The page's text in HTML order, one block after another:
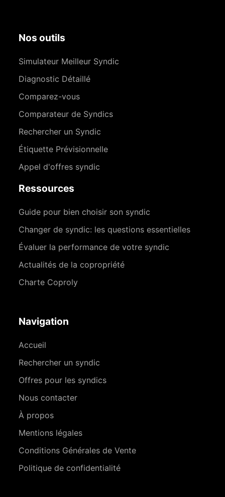
Nos outils
Simulateur Meilleur Syndic
Diagnostic Détaillé
Comparez-vous
Comparateur de Syndics
Rechercher un Syndic
Étiquette Prévisionnelle
Appel d'offres syndic
Ressources
Guide pour bien choisir son syndic
Changer de syndic: les questions essentielles
Évaluer la performance de votre syndic
Actualités de la copropriété
Charte Coproly
Navigation
Accueil
Rechercher un syndic
Offres pour les syndics
Nous contacter
À propos
Mentions légales
Conditions Générales de Vente
Politique de confidentialité